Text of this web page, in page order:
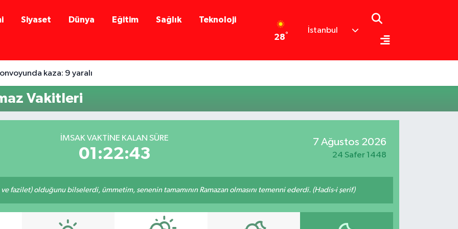
Siyaset Dünya Eğitim Sağlık Teknoloji
28°
İstanbul
kaza: 9 yaralı
Vakitleri
İMSAK VAKTINE KALAN SÜRE
01:22:43
7 Ağustos 2026
24 Safer 1448
ve fazilet) olduğunu bilselerdi, ümmetim, senenin tamamının Ramazan olmasını temenni ederdi. (Hadis-i şerif)